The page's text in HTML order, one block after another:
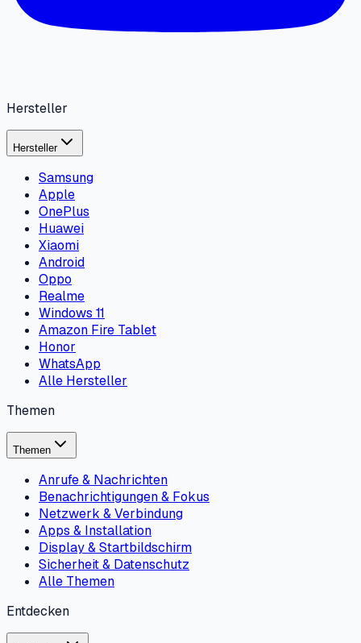
Hersteller
Hersteller
Samsung
Apple
OnePlus
Huawei
Xiaomi
Android
Oppo
Realme
Windows 11
Amazon Fire Tablet
Honor
WhatsApp
Alle Hersteller
Themen
Themen
Anrufe & Nachrichten
Benachrichtigungen & Fokus
Netzwerk & Verbindung
Apps & Installation
Display & Startbildschirm
Sicherheit & Datenschutz
Alle Themen
Entdecken